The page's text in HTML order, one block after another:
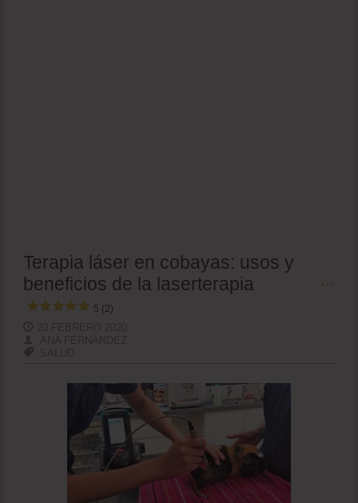
Terapia láser en cobayas: usos y
beneficios de la laserterapia
5 (2)